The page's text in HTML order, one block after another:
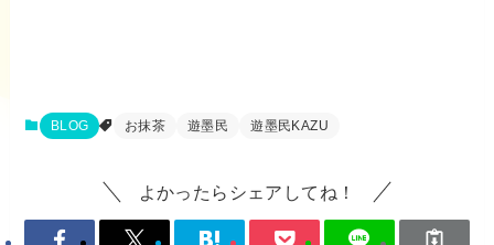
BLOG お抹茶 遊墨民 遊墨民KAZU
よかったらシェアしてね！